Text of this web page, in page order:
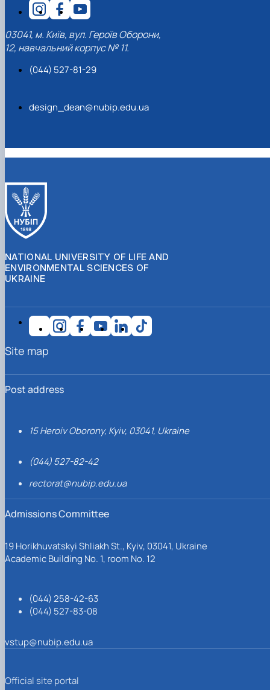
03041, м. Київ, вул. Героїв Оборони,
12, навчальний корпус № 11.
(044) 527-81-29
design_dean@nubip.edu.ua
NATIONAL UNIVERSITY OF LIFE AND
ENVIRONMENTAL SCIENCES OF
UKRAINE
Post address
15 Heroiv Oborony, Kyiv, 03041, Ukraine
(044) 527-82-42
rectorat@nubip.edu.ua
Admissions Committee
19 Horikhuvatskyi Shliakh St., Kyiv, 03041, Ukraine
Academic Building No. 1, room No. 12
(044) 258-42-63
(044) 527-83-08
vstup@nubip.edu.ua
Site map
Official site portal